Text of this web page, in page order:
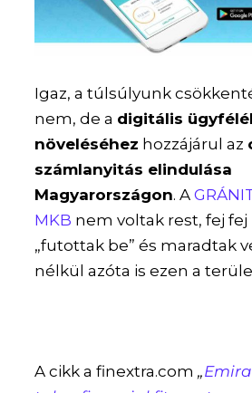
Igaz, a túlsúlyunk
nem, de a digitális
növeléséhez hozzájárul az
számlanyitás elindulása
Magyarországon. A
MKB nem voltak rest, fej
„futottak be” és maradtak
nélkül azóta is ezen a
A cikk a finextra.com„